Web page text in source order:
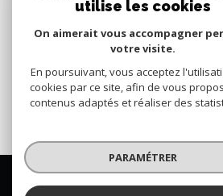
Maison à vendre à Apt
Maison à vendre à Saignon
Maison à vendre à Roussillon
Maison à vendre à Villars
© 2026 | Tous droits réservés |
|
Nos honoraires
Plan du site
utilise les cookies
On aimerait vous accompagner
votre visite.
En poursuivant, vous acceptez
cookies par ce site, afin de vous
contenus adaptés et réaliser des
PARAMÉTRER